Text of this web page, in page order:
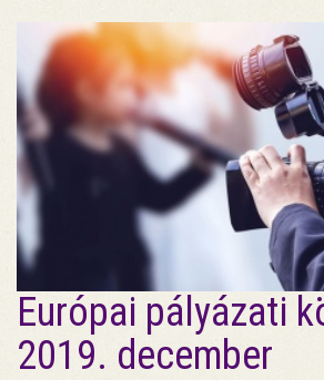
Európai pályázati
2019. december